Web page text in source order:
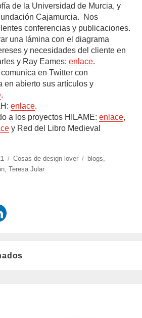
de la Universidad de Murcia, y
Cajamurcia.
Nos
conferencias y publicaciones.
una lámina con el diagrama
y necesidades del cliente en
y Ray Eames:enlace.
en Twitter con
en abierto sus artículos y
.
enlace.
a los proyectos HILAME:enlace,
y Red del Libro Medieval
author/teresa-
Categorías
Cosas de design lover Etiquetas
blogs,
,Teresa Jular